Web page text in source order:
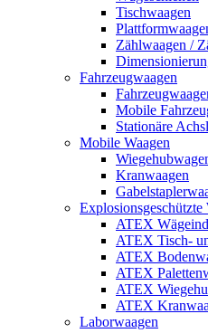
Tischwaagen
Zählwaagen /
Fahrzeugwaagen
Mobile
Stationäre
Mobile Waagen
Kranwaagen
Explosionsgeschützte
ATEX
ATEX Tisch-
ATEX
ATEX
ATEX
ATEX
Laborwaagen